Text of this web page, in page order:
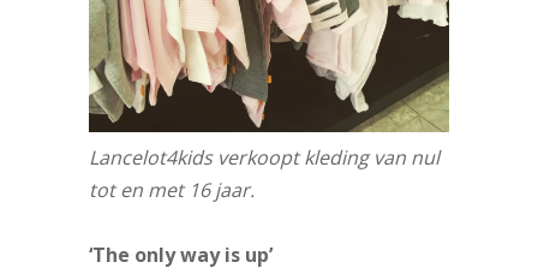
Lancelot4kids verkoopt kleding van nul
tot en met 16 jaar.
‘The only way is up’